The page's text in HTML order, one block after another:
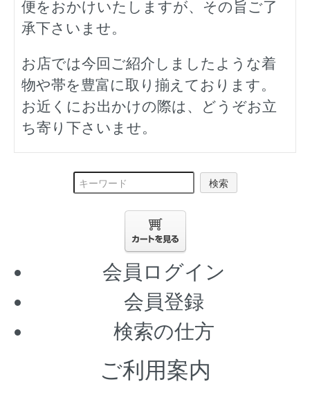
便をおかけいたしますが、その旨ご了
承下さいませ。
お店では今回ご紹介しましたような着
物や帯を豊富に取り揃えております。
お近くにお出かけの際は、どうぞお立
ち寄り下さいませ。
検索
会員ログイン
会員登録
検索の仕方
ご利用案内